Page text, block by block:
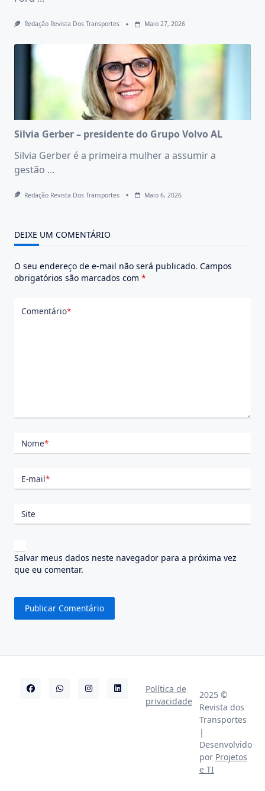
Redação Revista Dos Transportes Maio 27, 2026
Silvia Gerber – presidente do Grupo Volvo AL
Silvia Gerber é a primeira mulher a assumir a
gestão ...
Redação Revista Dos Transportes Maio 6, 2026
DEIXE UM COMENTÁRIO
O seu endereço de e-mail não será publicado. Campos
obrigatórios são marcados com *
Comentário*
Nome*
E-mail*
Site
Salvar meus dados neste navegador para a próxima vez
que eu comentar.
Política de
privacidade
2025 ©
Revista dos
Transportes
|
Desenvolvido
por Projetos
e TI